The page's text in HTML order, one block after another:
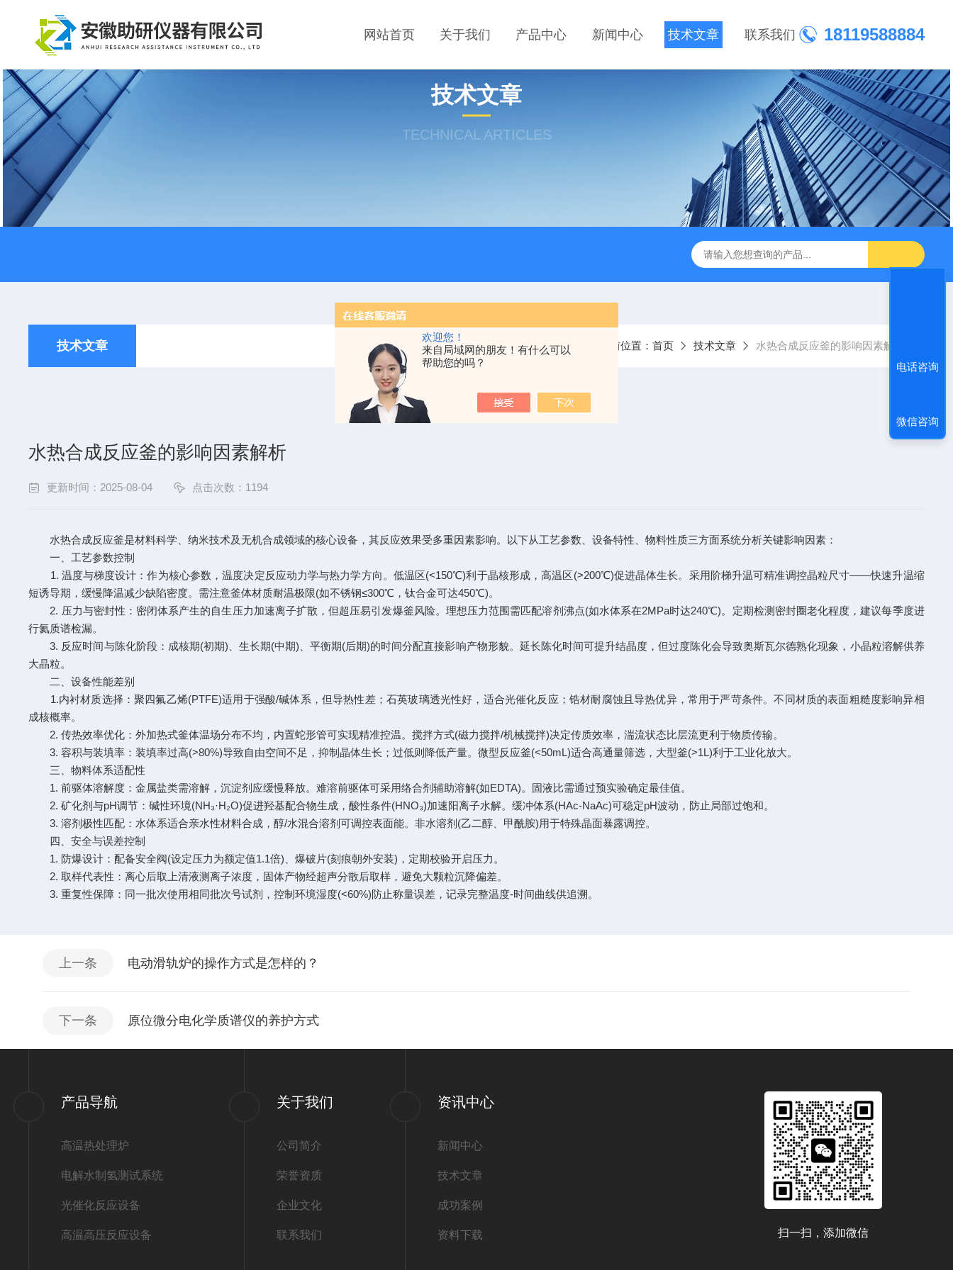
欢迎您！
来自局域网的朋友！有什么可以
帮助您的吗？
18119588884
网站首页 关于我们 产品中心 新闻中心 技术文章 联系我们
技术文章
TECHNICAL ARTICLES
技术文章 当前位置： 首页 技术文章 水热合成反应釜的影响因素解析
水热合成反应釜的影响因素解析
更新时间：2025-08-04 点击次数：1194
水热合成反应釜是材料科学、纳米技术及无机合成领域的核心设备，其反应效果受多重因素影响。以下从工艺参数、设备特性、物料性质三方面系统分析关键影响因素：
一、工艺参数控制
1. 温度与梯度设计：作为核心参数，温度决定反应动力学与热力学方向。低温区(<150℃)利于晶核形成，高温区(>200℃)促进晶体生长。采用阶梯升温可精准调控晶粒尺寸——快速升温缩
短诱导期，缓慢降温减少缺陷密度。需注意釜体材质耐温极限(如不锈钢≤300℃，钛合金可达450℃)。
2. 压力与密封性：密闭体系产生的自生压力加速离子扩散，但超压易引发爆釜风险。理想压力范围需匹配溶剂沸点(如水体系在2MPa时达240℃)。定期检测密封圈老化程度，建议每季度进
行氦质谱检漏。
3. 反应时间与陈化阶段：成核期(初期)、生长期(中期)、平衡期(后期)的时间分配直接影响产物形貌。延长陈化时间可提升结晶度，但过度陈化会导致奥斯瓦尔德熟化现象，小晶粒溶解供养
大晶粒。
二、设备性能差别
1.内衬材质选择：聚四氟乙烯(PTFE)适用于强酸/碱体系，但导热性差；石英玻璃透光性好，适合光催化反应；锆材耐腐蚀且导热优异，常用于严苛条件。不同材质的表面粗糙度影响异相
成核概率。
2. 传热效率优化：外加热式釜体温场分布不均，内置蛇形管可实现精准控温。搅拌方式(磁力搅拌/机械搅拌)决定传质效率，湍流状态比层流更利于物质传输。
3. 容积与装填率：装填率过高(>80%)导致自由空间不足，抑制晶体生长；过低则降低产量。微型反应釜(<50mL)适合高通量筛选，大型釜(>1L)利于工业化放大。
三、物料体系适配性
1. 前驱体溶解度：金属盐类需溶解，沉淀剂应缓慢释放。难溶前驱体可采用络合剂辅助溶解(如EDTA)。固液比需通过预实验确定最佳值。
2. 矿化剂与pH调节：碱性环境(NH₃·H₂O)促进羟基配合物生成，酸性条件(HNO₃)加速阳离子水解。缓冲体系(HAc-NaAc)可稳定pH波动，防止局部过饱和。
3. 溶剂极性匹配：水体系适合亲水性材料合成，醇/水混合溶剂可调控表面能。非水溶剂(乙二醇、甲酰胺)用于特殊晶面暴露调控。
四、安全与误差控制
1. 防爆设计：配备安全阀(设定压力为额定值1.1倍)、爆破片(刻痕朝外安装)，定期校验开启压力。
2. 取样代表性：离心后取上清液测离子浓度，固体产物经超声分散后取样，避免大颗粒沉降偏差。
3. 重复性保障：同一批次使用相同批次号试剂，控制环境湿度(<60%)防止称量误差，记录完整温度-时间曲线供追溯。
上一条 电动滑轨炉的操作方式是怎样的？
下一条 原位微分电化学质谱仪的养护方式
产品导航
高温热处理炉
电解水制氢测试系统
光催化反应设备
高温高压反应设备
关于我们
公司简介
荣誉资质
企业文化
联系我们
资讯中心
新闻中心
技术文章
成功案例
资料下载 扫一扫，添加微信
电话咨询
微信咨询